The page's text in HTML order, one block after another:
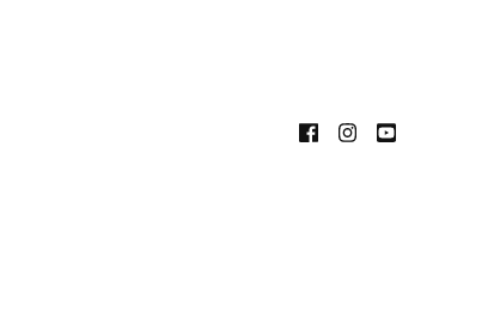
partager et de transmettre au plus grand